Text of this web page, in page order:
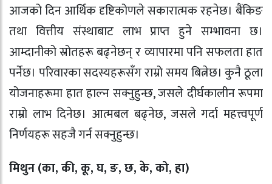
आजको दिन आर्थिक दृष्टिकोणले सकारात्मक रहनेछ। बैंकिङ
तथा वित्तीय संस्थाबाट लाभ प्राप्त हुने सम्भावना छ।
आम्दानीको स्रोतहरू बढ्नेछन् र व्यापारमा पनि सफलता हात
पर्नेछ। परिवारका सदस्यहरूसँग राम्रो समय बित्नेछ। कुनै ठूला
योजनाहरूमा हात हाल्न सक्नुहुन्छ, जसले दीर्घकालीन रूपमा
राम्रो लाभ दिनेछ। आत्मबल बढ्नेछ, जसले गर्दा महत्त्वपूर्ण
निर्णयहरू सहजै गर्न सक्नुहुन्छ।
मिथुन (का, की, कू, घ, ङ, छ, के, को, हा)